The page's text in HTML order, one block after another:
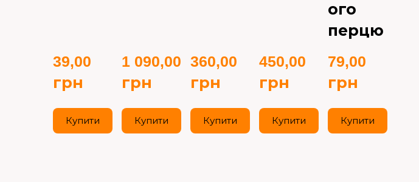
39,00
грн
Купити
1 090,00
грн
Купити
360,00
грн
Купити
450,00
грн
Купити
ого
перцю
79,00
грн
Купити